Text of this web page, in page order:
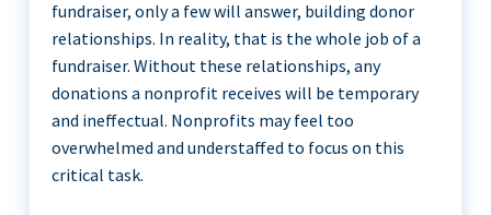
fundraiser, only a few will answer, building donor
relationships. In reality, that is the whole job of a
fundraiser. Without these relationships, any
donations a nonprofit receives will be temporary
and ineffectual. Nonprofits may feel too
overwhelmed and understaffed to focus on this
critical task.